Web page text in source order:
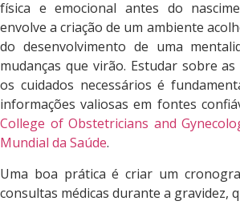
física e emocional antes do
envolve a criação de um ambiente
do desenvolvimento de uma
mudanças que virão. Estudar sobre
os cuidados necessários é
informações valiosas em fontes
College of Obstetricians and
Mundial da Saúde.
Uma boa prática é criar um
consultas médicas durante a gravidez,